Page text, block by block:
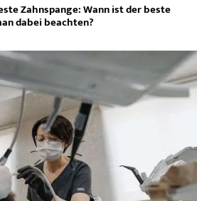
Zahnspange: Wann ist der beste
dabei beachten?